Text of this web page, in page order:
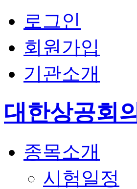
로그인
회원가입
기관소개
대한상공회
종목소개
시험일정